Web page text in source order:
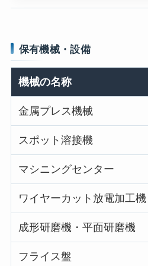
保有機械・設備
機械の名称
金属プレス機械
スポット溶接機
マシニングセンター
ワイヤーカット放電加工機
成形研磨機・平面研磨機
フライス盤